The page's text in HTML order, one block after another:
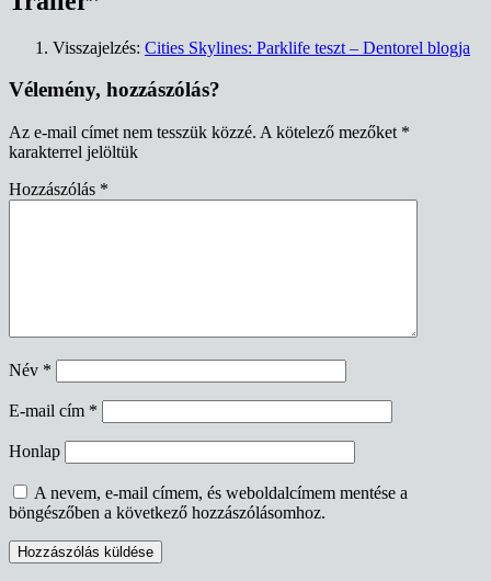
Visszajelzés: Cities Skylines: Parklife teszt – Dentorel blogja
Vélemény, hozzászólás?
Az e-mail címet nem tesszük közzé. A kötelező mezőket *
karakterrel jelöltük
Hozzászólás *
Név *
E-mail cím *
Honlap
A nevem, e-mail címem, és weboldalcímem mentése a
böngészőben a következő hozzászólásomhoz.